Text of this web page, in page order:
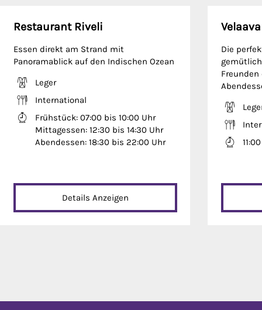
Restaurant Riveli
Essen direkt am Strand mit
Panoramablick auf den Indischen Ozean
Leger
International
Frühstück: 07:00 bis 10:00 Uhr
Mittagessen: 12:30 bis 14:30 Uhr
Abendessen: 18:30 bis 22:00 Uhr
Details Anzeigen
Die